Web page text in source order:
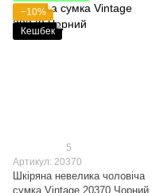
−10%
Кешбек
5
Артикул: 20370
Шкіряна невелика чоловіча
сумка Vintage 20370 Чорний